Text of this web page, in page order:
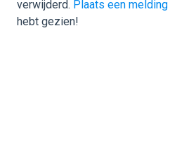
verwijderd. Plaats een melding
hebt gezien!